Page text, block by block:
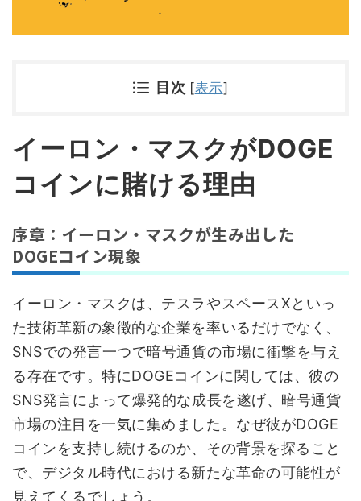
目次 [表示]
イーロン・マスクがDOGE
コインに賭ける理由
序章：イーロン・マスクが生み出した
DOGEコイン現象
イーロン・マスクは、テスラやスペースXといっ
た技術革新の象徴的な企業を率いるだけでなく、
SNSでの発言一つで暗号通貨の市場に衝撃を与え
る存在です。特にDOGEコインに関しては、彼の
SNS発言によって爆発的な成長を遂げ、暗号通貨
市場の注目を一気に集めました。なぜ彼がDOGE
コインを支持し続けるのか、その背景を探ること
で、デジタル時代における新たな革命の可能性が
見えてくるでしょう。